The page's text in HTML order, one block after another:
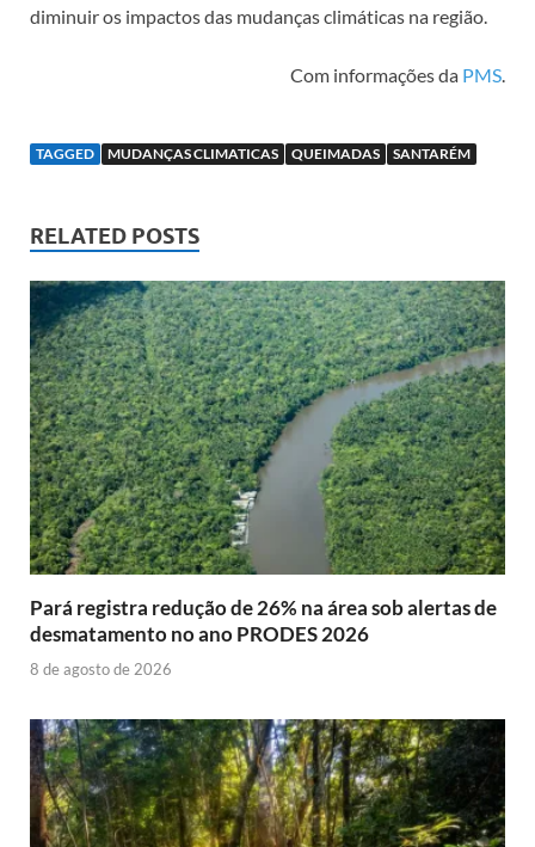
diminuir os impactos das mudanças climáticas na região.
Com informações da PMS.
TAGGED MUDANÇAS CLIMATICAS QUEIMADAS SANTARÉM
RELATED POSTS
Pará registra redução de 26% na área sob alertas de
desmatamento no ano PRODES 2026
8 de agosto de 2026